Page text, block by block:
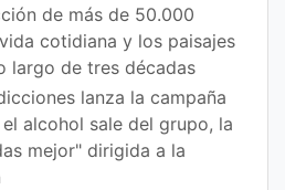
de más de 50.000
cotidiana y los paisajes
largo de tres décadas
lanza la campaña
alcohol sale del grupo, la
mejor" dirigida a la